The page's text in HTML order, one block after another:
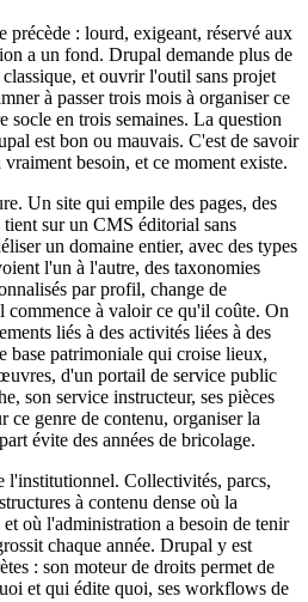
précède : lourd, exigeant, réservé aux
a un fond. Drupal demande plus de
et ouvrir l'outil sans projet
à passer trois mois à organiser ce
socle en trois semaines. La question
est bon ou mauvais. C'est de savoir
besoin, et ce moment existe.
Un site qui empile des pages, des
sur un CMS éditorial sans
un domaine entier, avec des types
l'un à l'autre, des taxonomies
par profil, change de
commence à valoir ce qu'il coûte. On
liés à des activités liées à des
base patrimoniale qui croise lieux,
d'un portail de service public
son service instructeur, ses pièces
ce genre de contenu, organiser la
évite des années de bricolage.
l'institutionnel. Collectivités, parcs,
à contenu dense où la
où l'administration a besoin de tenir
chaque année. Drupal y est
: son moteur de droits permet de
et qui édite quoi, ses workflows de